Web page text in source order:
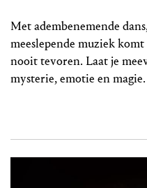
Met adembenemende
meeslepende muziek
nooit tevoren. Laat je
mysterie, emotie en magie.